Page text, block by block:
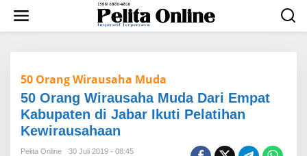
w
50 Orang Wirausaha Muda
50 Orang Wirausaha Muda Dari Empat
Kabupaten di Jabar Ikuti Pelatihan
Kewirausahaan
Pelita Online
30 Juli 2019 - 08:45